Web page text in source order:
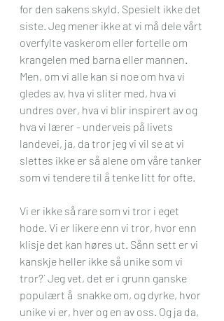
for den sakens skyld. Spesielt ikke det
siste. Jeg mener ikke at vi må dele vårt
overfylte vaskerom eller fortelle om
krangelen med barna eller mannen.
Men, om vi alle kan si noe om hva vi
gledes av, hva vi sliter med, hva vi
undres over, hva vi blir inspirert av og
hva vi lærer - underveis på livets
landevei, ja, da tror jeg vi vil se at vi
slettes ikke er så alene om våre tanker
som vi tendere til å tenke litt for ofte.
Vi er ikke så rare som vi tror i eget
hode. Vi er likere enn vi tror, hvor enn
klisje det kan høres ut. Sånn sett er vi
kanskje heller ikke så unike som vi
tror?` Jeg vet, det er i grunn ganske
populært å  snakke om, og dyrke, hvor
unike vi er, hver og en av oss. Og ja da,